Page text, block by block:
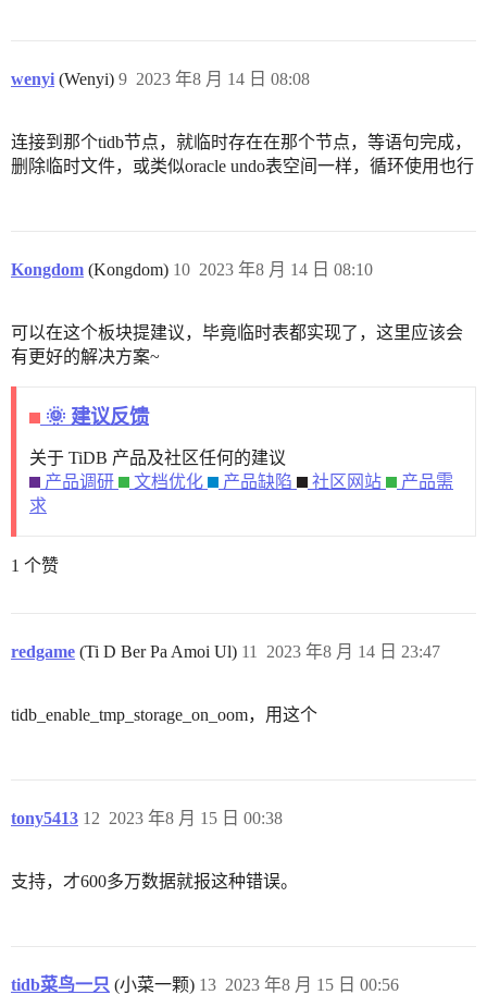
wenyi (Wenyi) 2023 年8 月 14 日 08:08
9
连接到那个tidb节点，就临时存在在那个节点，等语句完成，
删除临时文件，或类似oracle undo表空间一样，循环使用也行
Kongdom (Kongdom) 2023 年8 月 14 日 08:10
10
可以在这个板块提建议，毕竟临时表都实现了，这里应该会
有更好的解决方案~
🌞 建议反馈
关于 TiDB 产品及社区任何的建议
产品调研
文档优化 产品缺陷 社区网站
产品需
求
1 个赞
redgame (Ti D Ber Pa Amoi Ul) 2023 年8 月 14 日 23:47
11
tidb_enable_tmp_storage_on_oom，用这个
tony5413 2023 年8 月 15 日 00:38
12
支持，才600多万数据就报这种错误。
tidb菜鸟一只 (小菜一颗) 2023 年8 月 15 日 00:56
13